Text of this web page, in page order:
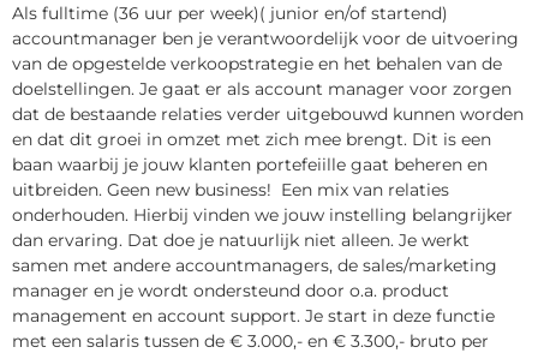
Als fulltime (36 uur per week)( junior en/of startend)
accountmanager ben je verantwoordelijk voor de uitvoering
van de opgestelde verkoopstrategie en het behalen van de
doelstellingen. Je gaat er als account manager voor zorgen
dat de bestaande relaties verder uitgebouwd kunnen worden
en dat dit groei in omzet met zich mee brengt. Dit is een
baan waarbij je jouw klanten portefeiille gaat beheren en
uitbreiden. Geen new business! Een mix van relaties
onderhouden. Hierbij vinden we jouw instelling belangrijker
dan ervaring. Dat doe je natuurlijk niet alleen. Je werkt
samen met andere accountmanagers, de sales/marketing
manager en je wordt ondersteund door o.a. product
management en account support. Je start in deze functie
met een salaris tussen de € 3.000,- en € 3.300,- bruto per